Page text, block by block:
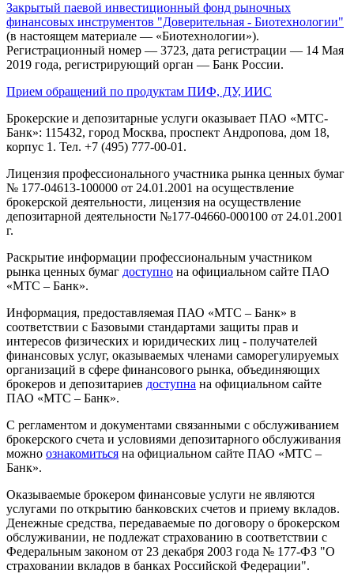
Закрытый паевой инвестиционный фонд рыночных
финансовых инструментов "Доверительная - Биотехнологии"
(в настоящем материале — «Биотехнологии»).
Регистрационный номер — 3723, дата регистрации — 14 Мая
2019 года, регистрирующий орган — Банк России.
Прием обращений по продуктам ПИФ, ДУ, ИИС
Брокерские и депозитарные услуги оказывает ПАО «МТС-
Банк»: 115432, город Москва, проспект Андропова, дом 18,
корпус 1. Тел. +7 (495) 777-00-01.
Лицензия профессионального участника рынка ценных бумаг
№ 177-04613-100000 от 24.01.2001 на осуществление
брокерской деятельности, лицензия на осуществление
депозитарной деятельности №177-04660-000100 от 24.01.2001
г.
Раскрытие информации профессиональным участником
рынка ценных бумаг доступно на официальном сайте ПАО
«МТС – Банк».
Информация, предоставляемая ПАО «МТС – Банк» в
соответствии с Базовыми стандартами защиты прав и
интересов физических и юридических лиц - получателей
финансовых услуг, оказываемых членами саморегулируемых
организаций в сфере финансового рынка, объединяющих
брокеров и депозитариев доступна на официальном сайте
ПАО «МТС – Банк».
С регламентом и документами связанными с обслуживанием
брокерского счета и условиями депозитарного обслуживания
можно ознакомиться на официальном сайте ПАО «МТС –
Банк».
Оказываемые брокером финансовые услуги не являются
услугами по открытию банковских счетов и приему вкладов.
Денежные средства, передаваемые по договору о брокерском
обслуживании, не подлежат страхованию в соответствии с
Федеральным законом от 23 декабря 2003 года № 177-ФЗ "О
страховании вкладов в банках Российской Федерации".